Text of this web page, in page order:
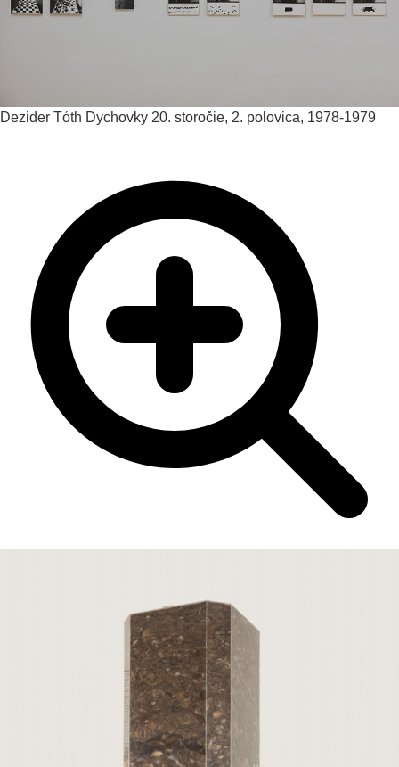
Dezider Tóth Dychovky 20. storočie, 2. polovica, 1978-1979